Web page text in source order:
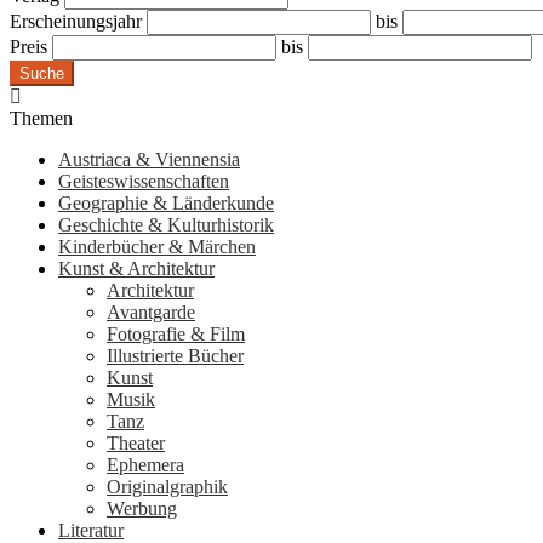
Erscheinungsjahr
bis
Preis
bis
Suche
Themen
Austriaca & Viennensia
Geisteswissenschaften
Geographie & Länderkunde
Geschichte & Kulturhistorik
Kinderbücher & Märchen
Kunst & Architektur
Architektur
Avantgarde
Fotografie & Film
Illustrierte Bücher
Kunst
Musik
Tanz
Theater
Ephemera
Originalgraphik
Werbung
Literatur